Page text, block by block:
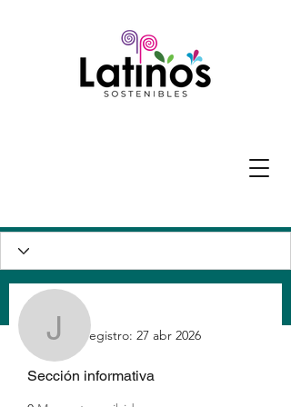
jobiyi4536
jobiyi4536
Perfil
Fecha de registro: 27 abr 2026
Sección informativa